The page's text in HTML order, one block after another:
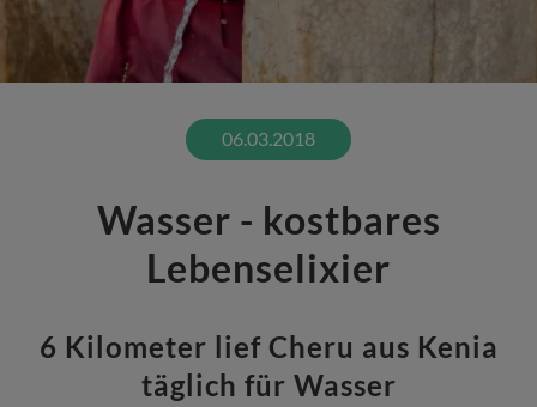
06.03.2018
Wasser - kostbares
Lebenselixier
6 Kilometer lief Cheru aus Kenia
täglich für Wasser